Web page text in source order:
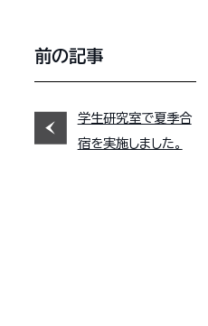
前の記事
学生研究室で夏季合
宿を実施しました。